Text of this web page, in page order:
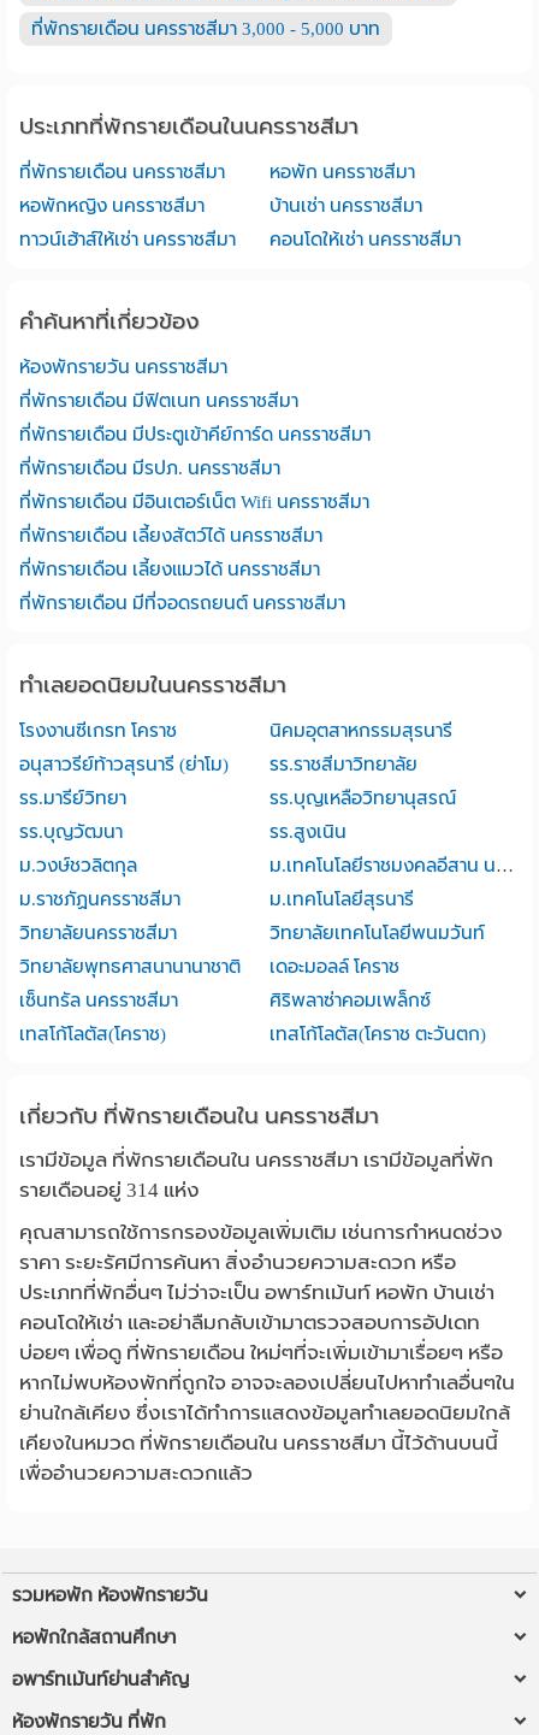
ที่พักรายเดือน นครราชสีมา 3,000 - 5,000 บาท
ประเภทที่พักรายเดือนในนครราชสีมา
ที่พักรายเดือน นครราชสีมา
หอพัก นครราชสีมา
หอพักหญิง นครราชสีมา
บ้านเช่า นครราชสีมา
ทาวน์เฮ้าส์ให้เช่า นครราชสีมา
คอนโดให้เช่า นครราชสีมา
คำค้นหาที่เกี่ยวข้อง
ห้องพักรายวัน นครราชสีมา
ที่พักรายเดือน มีฟิตเนท นครราชสีมา
ที่พักรายเดือน มีประตูเข้าคีย์การ์ด นครราชสีมา
ที่พักรายเดือน มีรปภ. นครราชสีมา
ที่พักรายเดือน มีอินเตอร์เน็ต Wifi นครราชสีมา
ที่พักรายเดือน เลี้ยงสัตว์ได้ นครราชสีมา
ที่พักรายเดือน เลี้ยงแมวได้ นครราชสีมา
ที่พักรายเดือน มีที่จอดรถยนต์ นครราชสีมา
ทำเลยอดนิยมในนครราชสีมา
โรงงานซีเกรท โคราช
นิคมอุตสาหกรรมสุรนารี
อนุสาวรีย์ท้าวสุรนารี (ย่าโม)
รร.ราชสีมาวิทยาลัย
รร.มารีย์วิทยา
รร.บุญเหลือวิทยานุสรณ์
รร.บุญวัฒนา
รร.สูงเนิน
ม.วงษ์ชวลิตกุล
ม.เทคโนโลยีราชมงคลอีสาน นครราชสีมา
ม.ราชภัฏนครราชสีมา
ม.เทคโนโลยีสุรนารี
วิทยาลัยนครราชสีมา
วิทยาลัยเทคโนโลยีพนมวันท์
วิทยาลัยพุทธศาสนานานาชาติ
เดอะมอลล์ โคราช
เซ็นทรัล นครราชสีมา
ศิริพลาซ่าคอมเพล็กซ์
เทสโก้โลตัส(โคราช)
เทสโก้โลตัส(โคราช ตะวันตก)
เกี่ยวกับ ที่พักรายเดือนใน นครราชสีมา
เรามีข้อมูล ที่พักรายเดือนใน นครราชสีมา เรามีข้อมูลที่พัก
รายเดือนอยู่ 314 แห่ง
คุณสามารถใช้การกรองข้อมูลเพิ่มเติม เช่นการกำหนดช่วง
ราคา ระยะรัศมีการค้นหา สิ่งอำนวยความสะดวก หรือ
ประเภทที่พักอื่นๆ ไม่ว่าจะเป็น อพาร์ทเม้นท์ หอพัก บ้านเช่า
คอนโดให้เช่า และอย่าลืมกลับเข้ามาตรวจสอบการอัปเดท
บ่อยๆ เพื่อดู ที่พักรายเดือน ใหม่ๆที่จะเพิ่มเข้ามาเรื่อยๆ หรือ
หากไม่พบห้องพักที่ถูกใจ อาจจะลองเปลี่ยนไปหาทำเลอื่นๆใน
ย่านใกล้เคียง ซึ่งเราได้ทำการแสดงข้อมูลทำเลยอดนิยมใกล้
เคียงในหมวด ที่พักรายเดือนใน นครราชสีมา นี้ไว้ด้านบนนี้
เพื่ออำนวยความสะดวกแล้ว
รวมหอพัก ห้องพักรายวัน
หอพักใกล้ฉัน
ห้องพักรายวันใกล้ฉัน
หอพักใกล้มหาวิทยาลัย
หอพักใกล้สถานศึกษา
หอพัก ม.รังสิต
อพาร์ทเม้นท์ย่านสำคัญ
หอพัก ลาดพร้าว
ห้องพักรายวัน ที่พัก